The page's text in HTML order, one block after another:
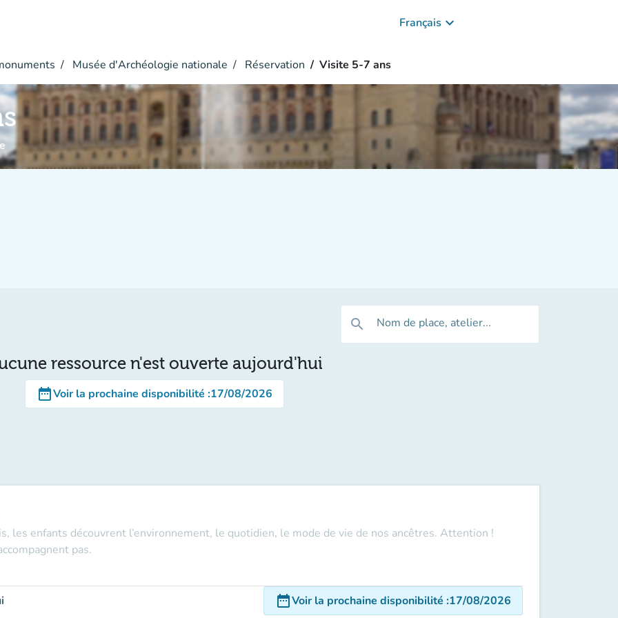
Français keyboard_arrow_down
Musée d'Archéologie nationale Réservation Visite 5-7 ans
search Nom de place, atelier...
ressource n'est ouverte aujourd'hui
date_rangeVoir la prochaine disponibilité :17/08/2026
les enfants découvrent l’environnement, le quotidien, le mode de vie de nos ancêtres. Attention !
pas.
date_rangeVoir la prochaine disponibilité :17/08/2026